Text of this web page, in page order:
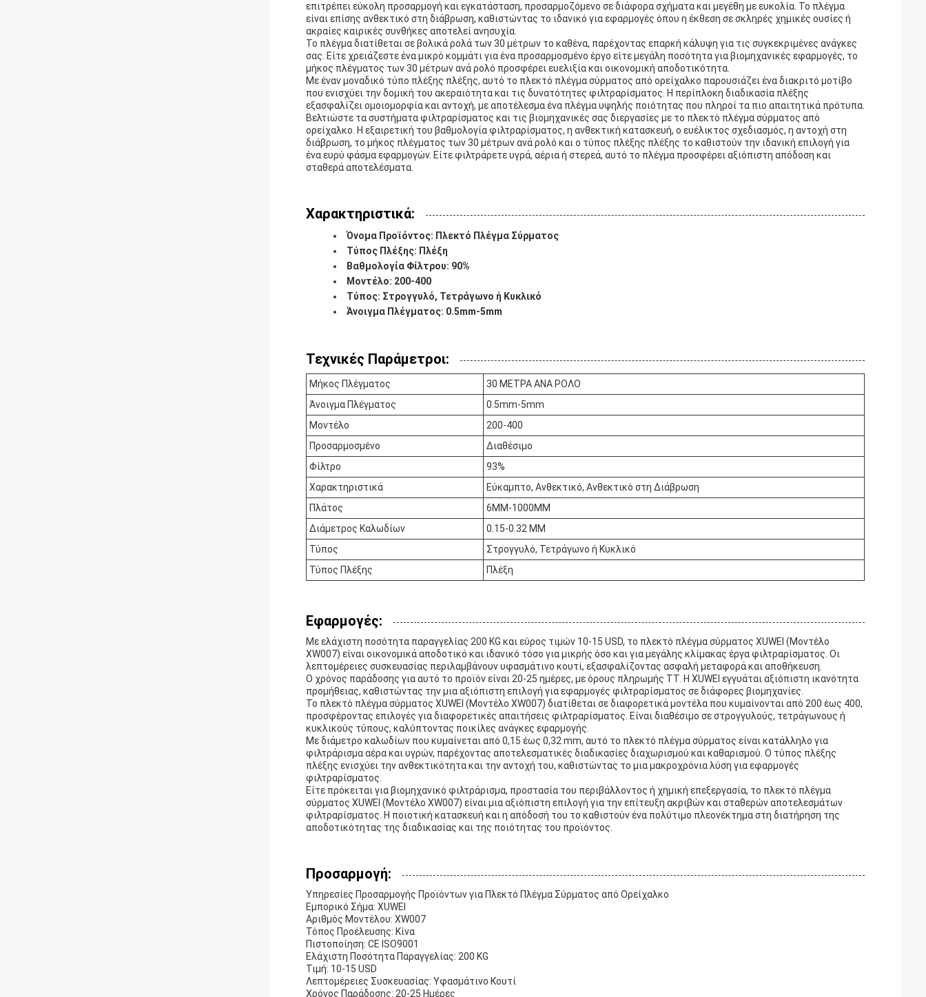
επιτρέπει εύκολη προσαρμογή και εγκατάσταση, προσαρμοζόμενο σε διάφορα σχήματα και μεγέθη με ευκολία. Το πλέγμα
είναι επίσης ανθεκτικό στη διάβρωση, καθιστώντας το ιδανικό για εφαρμογές όπου η έκθεση σε σκληρές χημικές ουσίες ή
ακραίες καιρικές συνθήκες αποτελεί ανησυχία.
Το πλέγμα διατίθεται σε βολικά ρολά των 30 μέτρων το καθένα, παρέχοντας επαρκή κάλυψη για τις συγκεκριμένες ανάγκες
σας. Είτε χρειάζεστε ένα μικρό κομμάτι για ένα προσαρμοσμένο έργο είτε μεγάλη ποσότητα για βιομηχανικές εφαρμογές, το
μήκος πλέγματος των 30 μέτρων ανά ρολό προσφέρει ευελιξία και οικονομική αποδοτικότητα.
Με έναν μοναδικό τύπο πλέξης πλέξης, αυτό το πλεκτό πλέγμα σύρματος από ορείχαλκο παρουσιάζει ένα διακριτό μοτίβο
που ενισχύει την δομική του ακεραιότητα και τις δυνατότητες φιλτραρίσματος. Η περίπλοκη διαδικασία πλέξης
εξασφαλίζει ομοιομορφία και αντοχή, με αποτέλεσμα ένα πλέγμα υψηλής ποιότητας που πληροί τα πιο απαιτητικά πρότυπα.
Βελτιώστε τα συστήματα φιλτραρίσματος και τις βιομηχανικές σας διεργασίες με το πλεκτό πλέγμα σύρματος από
ορείχαλκο. Η εξαιρετική του βαθμολογία φιλτραρίσματος, η ανθεκτική κατασκευή, ο ευέλικτος σχεδιασμός, η αντοχή στη
διάβρωση, το μήκος πλέγματος των 30 μέτρων ανά ρολό και ο τύπος πλέξης πλέξης το καθιστούν την ιδανική επιλογή για
ένα ευρύ φάσμα εφαρμογών. Είτε φιλτράρετε υγρά, αέρια ή στερεά, αυτό το πλέγμα προσφέρει αξιόπιστη απόδοση και
σταθερά αποτελέσματα.
Χαρακτηριστικά:
Όνομα Προϊόντος: Πλεκτό Πλέγμα Σύρματος
Τύπος Πλέξης: Πλέξη
Βαθμολογία Φίλτρου: 90%
Μοντέλο: 200-400
Τύπος: Στρογγυλό, Τετράγωνο ή Κυκλικό
Άνοιγμα Πλέγματος: 0.5mm-5mm
Τεχνικές Παράμετροι:
Μήκος Πλέγματος
30 ΜΕΤΡΑ ΑΝΑ ΡΟΛΟ
Άνοιγμα Πλέγματος
0.5mm-5mm
Μοντέλο
200-400
Προσαρμοσμένο
Διαθέσιμο
Φίλτρο
93%
Χαρακτηριστικά
Εύκαμπτο, Ανθεκτικό, Ανθεκτικό στη Διάβρωση
Πλάτος
6MM-1000MM
Διάμετρος Καλωδίων
0.15-0.32 MM
Τύπος
Στρογγυλό, Τετράγωνο ή Κυκλικό
Τύπος Πλέξης
Πλέξη
Εφαρμογές:
Με ελάχιστη ποσότητα παραγγελίας 200 KG και εύρος τιμών 10-15 USD, το πλεκτό πλέγμα σύρματος XUWEI (Μοντέλο
XW007) είναι οικονομικά αποδοτικό και ιδανικό τόσο για μικρής όσο και για μεγάλης κλίμακας έργα φιλτραρίσματος. Οι
λεπτομέρειες συσκευασίας περιλαμβάνουν υφασμάτινο κουτί, εξασφαλίζοντας ασφαλή μεταφορά και αποθήκευση.
Ο χρόνος παράδοσης για αυτό το προϊόν είναι 20-25 ημέρες, με όρους πληρωμής TT. Η XUWEI εγγυάται αξιόπιστη ικανότητα
προμήθειας, καθιστώντας την μια αξιόπιστη επιλογή για εφαρμογές φιλτραρίσματος σε διάφορες βιομηχανίες.
Το πλεκτό πλέγμα σύρματος XUWEI (Μοντέλο XW007) διατίθεται σε διαφορετικά μοντέλα που κυμαίνονται από 200 έως 400,
προσφέροντας επιλογές για διαφορετικές απαιτήσεις φιλτραρίσματος. Είναι διαθέσιμο σε στρογγυλούς, τετράγωνους ή
κυκλικούς τύπους, καλύπτοντας ποικίλες ανάγκες εφαρμογής.
Με διάμετρο καλωδίων που κυμαίνεται από 0,15 έως 0,32 mm, αυτό το πλεκτό πλέγμα σύρματος είναι κατάλληλο για
φιλτράρισμα αέρα και υγρών, παρέχοντας αποτελεσματικές διαδικασίες διαχωρισμού και καθαρισμού. Ο τύπος πλέξης
πλέξης ενισχύει την ανθεκτικότητα και την αντοχή του, καθιστώντας το μια μακροχρόνια λύση για εφαρμογές
φιλτραρίσματος.
Είτε πρόκειται για βιομηχανικό φιλτράρισμα, προστασία του περιβάλλοντος ή χημική επεξεργασία, το πλεκτό πλέγμα
σύρματος XUWEI (Μοντέλο XW007) είναι μια αξιόπιστη επιλογή για την επίτευξη ακριβών και σταθερών αποτελεσμάτων
φιλτραρίσματος. Η ποιοτική κατασκευή και η απόδοσή του το καθιστούν ένα πολύτιμο πλεονέκτημα στη διατήρηση της
αποδοτικότητας της διαδικασίας και της ποιότητας του προϊόντος.
Προσαρμογή:
Υπηρεσίες Προσαρμογής Προϊόντων για Πλεκτό Πλέγμα Σύρματος από Ορείχαλκο
Εμπορικό Σήμα: XUWEI
Αριθμός Μοντέλου: XW007
Τόπος Προέλευσης: Κίνα
Πιστοποίηση: CE ISO9001
Ελάχιστη Ποσότητα Παραγγελίας: 200 KG
Τιμή: 10-15 USD
Λεπτομέρειες Συσκευασίας: Υφασμάτινο Κουτί
Χρόνος Παράδοσης: 20-25 Ημέρες